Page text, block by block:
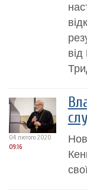
04 лютого 2020
09:16